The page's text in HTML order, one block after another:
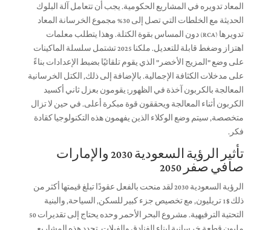
المعاد تدويره في المشاريع الحكومية. يجب أن تتعامل آلة البلوك
الحديثة مع الخلطات التي تصل إلى 30% مجموع الخرسانة المعاد
تدويرها (RCA) دون المساس بقوة الكتلة. وهذا يتطلب معلمات
اهتزاز وضغط قابلة للتعديل. ملكنا 2025 تشتمل سلسلة الماكينات
على وضع "المزيج الأخضر" الذي يقوم تلقائيًا بضبط الإعدادات بناءً
على مدخلات الكثافة الإجمالية. بالإضافة إلى ذلك, الكتل الخرسانية
المعالجة بالكربون آخذة في الظهور; يقومون بعزل ثاني أكسيد
الكربون أثناء المعالجة ويحققون قوة مبكرة أعلى. في حين لا تزال
متخصصة, سيتم وضع الوكلاء الذين يفهمون هذه التكنولوجيا كقادة
فكر.
تأثير الرؤية السعودية 2030 والإمارات
صافي صفر 2050
الرؤية السعودية 2030 لقد منحت بالفعل عقودًا تبلغ قيمتها أكثر من
ذلك $1 تريليون, مع تخصيص جزء كبير للسكن, السياحة, والبنية
التحتية الترفيهية. مشروع البحر الأحمر وحده يحتاج إلى تقديرات 50